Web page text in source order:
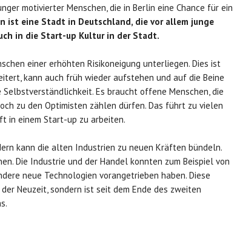
motivierter Menschen, die in Berlin eine Chance für ein
ist eine Stadt in Deutschland, die vor allem junge
in die Start-up Kultur in der Stadt.
einer erhöhten Risikoneigung unterliegen. Dies ist
kann auch früh wieder aufstehen und auf die Beine
Selbstverständlichkeit. Es braucht offene Menschen, die
zu den Optimisten zählen dürfen. Das führt zu vielen
in einem Start-up zu arbeiten.
kann die alten Industrien zu neuen Kräften bündeln.
Die Industrie und der Handel konnten zum Beispiel von
neue Technologien vorangetrieben haben. Diese
Neuzeit, sondern ist seit dem Ende des zweiten